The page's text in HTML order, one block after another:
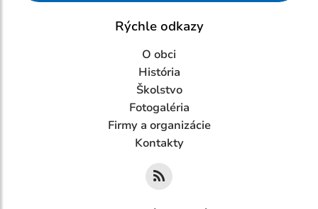
Rýchle odkazy
O obci
História
Školstvo
Fotogaléria
Firmy a organizácie
Kontakty